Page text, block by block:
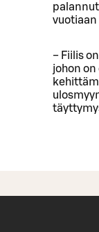
vuotiaan
− Fiilis
johon